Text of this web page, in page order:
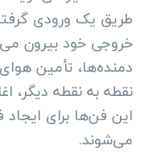
طریق یک ورودی
خروجی خود بیرون
دمنده‌ها، تأمین
نقطه به نقطه دیگر،
این فن‌ها برای
می‌شوند.